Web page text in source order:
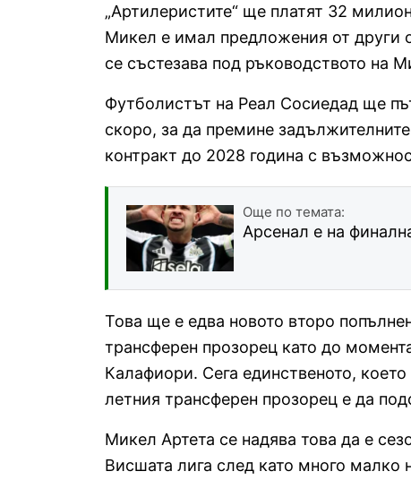
„Артилеристите“ ще платят 32
Микел е имал предложения от други
се състезава под ръководството на
Футболистът на Реал Сосиедад ще
скоро, за да премине
контракт до 2028 година с
Още по темата:
Арсенал е на
Това ще е едва новото второ
трансферен прозорец като до
Калафиори. Сега единственото,
летния трансферен прозорец е да
Микел Артета се надява това да е
Висшата лига след като много